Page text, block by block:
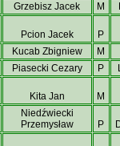
Grzebisz Jacek M
Pcion Jacek
P
Kucab Zbigniew
M
Piasecki Cezary P
Kita Jan M
Niedźwiecki
Przemysław
P